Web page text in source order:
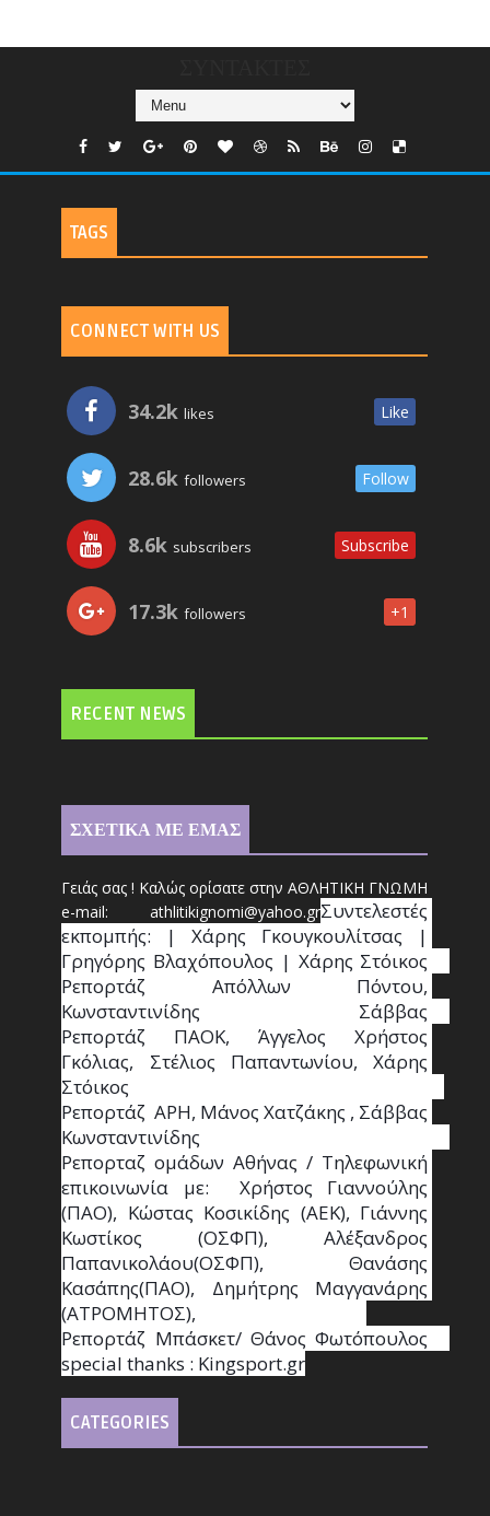
TAGS
CONNECT WITH US
34.2k likes Like
28.6k followers Follow
8.6k subscribers Subscribe
17.3k followers +1
RECENT NEWS
ΣΧΕΤΙΚΑ ΜΕ ΕΜΑΣ
Γειάς σας ! Καλώς ορίσατε στην ΑΘΛΗΤΙΚΗ ΓΝΩΜΗ
e-mail: athlitikignomi@yahoo.grΣυντελεστές
εκπομπής: | Χάρης Γκουγκουλίτσας |
Γρηγόρης Βλαχόπουλος | Χάρης Στόικος
Ρεπορτάζ Απόλλων Πόντου,
Κωνσταντινίδης   Σάββας
Ρεπορτάζ ΠΑΟΚ, Άγγελος Χρήστος
Γκόλιας, Στέλιος Παπαντωνίου, Χάρης
Στόικος
Ρεπορτάζ  ΑΡΗ, Μάνος Χατζάκης , Σάββας
Κωνσταντινίδης
Ρεπορταζ ομάδων Αθήνας / Τηλεφωνική
επικοινωνία με:  Χρήστος Γιαννούλης
(ΠΑΟ), Κώστας Κοσικίδης (ΑΕΚ), Γιάννης
Κωστίκος (ΟΣΦΠ), Αλέξανδρος
Παπανικολάου(ΟΣΦΠ), Θανάσης
Κασάπης(ΠΑΟ), Δημήτρης Μαγγανάρης
(ΑΤΡΟΜΗΤΟΣ),
Ρεπορτάζ Μπάσκετ/ Θάνος Φωτόπουλος
special thanks : Κingsport.gr
CATEGORIES